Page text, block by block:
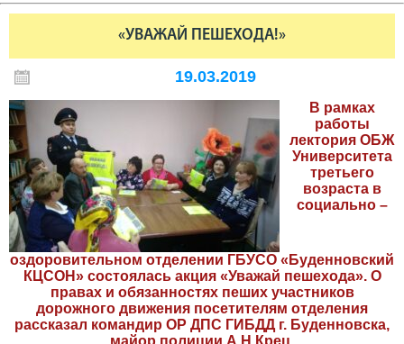
«УВАЖАЙ ПЕШЕХОДА!»
19.03.2019
В рамках
работы
лектория ОБЖ
Университета
третьего
возраста в
социально –
оздоровительном отделении ГБУСО «Буденновский
КЦСОН» состоялась акция «Уважай пешехода». О
правах и обязанностях пеших участников
дорожного движения посетителям отделения
рассказал командир ОР ДПС ГИБДД г. Буденновска,
майор полиции А.Н.Крец.